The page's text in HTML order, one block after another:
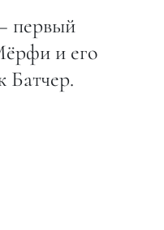
первый
и его
Батчер.